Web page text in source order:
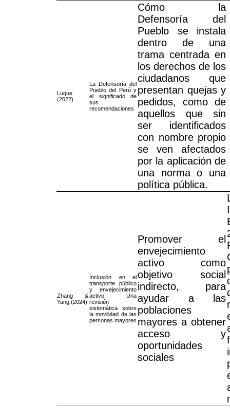
Luque
(2022)
La Defensoría del
Pueblo del Perú y
el significado de
sus
recomendaciones
Cómo la
Defensoría del
Pueblo se instala
dentro de una
trama centrada en
los derechos de los
ciudadanos que
presentan quejas y
pedidos, como de
aquellos que sin
ser identificados
con nombre propio
se ven afectados
por la aplicación de
una norma o una
política pública.
Zhang &
Yang (2024)
Inclusión en el
transporte público
y envejecimiento
activo: Una
revisión
sistemática sobre
la movilidad de las
personas mayores
Promover el
envejecimiento
activo como
objetivo social
indirecto, para
ayudar a las
poblaciones
mayores a obtener
acceso y
oportunidades
sociales